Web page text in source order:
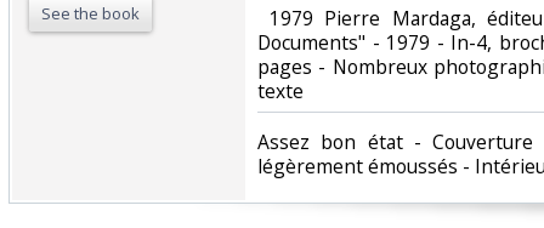
See the book
1979 Pierre Mardaga,
Documents" - 1979 - In-4,
pages - Nombreux
texte‎
‎Assez bon état -
légèrement émoussés -